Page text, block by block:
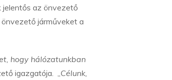
jelentős az önvezető
járműveket a
hogy hálózatunkban
igazgatója. „Célunk,